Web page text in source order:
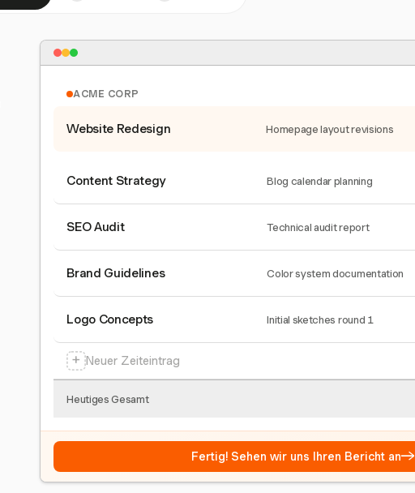
ACME CORP
Website Redesign Homepage layout revisions
Content Strategy Blog calendar planning
SEO Audit Technical audit report
Brand Guidelines Color system documentation
Logo Concepts Initial sketches round 1
+ Neuer Zeiteintrag
Heutiges Gesamt
Fertig! Sehen wir uns Ihren Bericht an→